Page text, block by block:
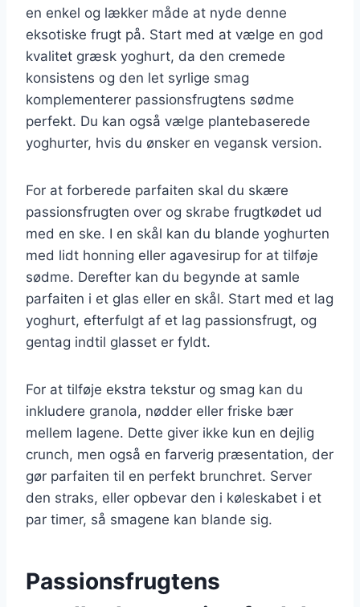
en enkel og lækker måde at nyde denne
eksotiske frugt på. Start med at vælge en god
kvalitet græsk yoghurt, da den cremede
konsistens og den let syrlige smag
komplementerer passionsfrugtens sødme
perfekt. Du kan også vælge plantebaserede
yoghurter, hvis du ønsker en vegansk version.
For at forberede parfaiten skal du skære
passionsfrugten over og skrabe frugtkødet ud
med en ske. I en skål kan du blande yoghurten
med lidt honning eller agavesirup for at tilføje
sødme. Derefter kan du begynde at samle
parfaiten i et glas eller en skål. Start med et lag
yoghurt, efterfulgt af et lag passionsfrugt, og
gentag indtil glasset er fyldt.
For at tilføje ekstra tekstur og smag kan du
inkludere granola, nødder eller friske bær
mellem lagene. Dette giver ikke kun en dejlig
crunch, men også en farverig præsentation, der
gør parfaiten til en perfekt brunchret. Server
den straks, eller opbevar den i køleskabet i et
par timer, så smagene kan blande sig.
Passionsfrugtens